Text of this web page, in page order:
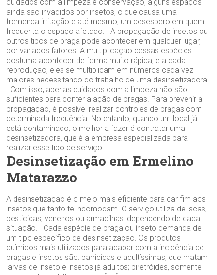
cuidados com a limpeza e conservação, alguns espaços
ainda são invadidos por insetos, o que causa uma
tremenda irritação e até mesmo, um desespero em quem
frequenta o espaço afetado. A propagação de insetos ou
outros tipos de praga pode acontecer em qualquer lugar,
por variados fatores. A multiplicação dessas espécies
costuma acontecer de forma muito rápida, e a cada
reprodução, eles se multiplicam em números cada vez
maiores necessitando do trabalho de uma desinsetizadora.
Com isso, apenas cuidados com a limpeza não são
suficientes para conter a ação de pragas. Para prevenir a
propagação, é possível realizar controles de pragas com
determinada frequência. No entanto, quando um local já
está contaminado, o melhor a fazer é contratar uma
desinsetizadora, que é a empresa especializada para
realizar esse tipo de serviço.
Desinsetização em Ermelino
Matarazzo
A desinsetização é o meio mais eficiente para dar fim aos
insetos que tanto te incomodam. O serviço utiliza de iscas,
pesticidas, venenos ou armadilhas, dependendo de cada
situação. Cada espécie de praga ou inseto demanda de
um tipo específico de desinsetização. Os produtos
químicos mais utilizados para acabar com a incidência de
pragas e insetos são: parricidas e adultíssimas, que matam
larvas de inseto e insetos já adultos; piretróides, somente